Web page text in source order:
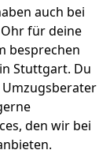
auch bei
für deine
besprechen
Stuttgart. Du
den wir bei